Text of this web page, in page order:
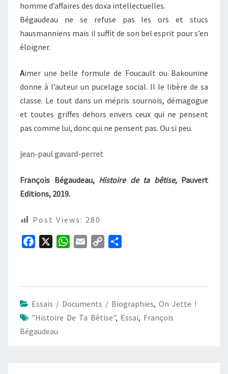
homme d’affaires des doxa intellectuelles.
Bégaudeau ne se refuse pas les ors et stucs
hausmanniens mais il suffit de son bel esprit pour s’en
éloigner.
Aimer une belle formule de Foucault ou Bakounine
donne à l’auteur un pucelage social. Il le libère de sa
classe. Le tout dans un mépris sournois, démagogue
et toutes griffes dehors envers ceux qui ne pensent
pas comme lui, donc qui ne pensent pas. Ou si peu.
jean-paul gavard-perret
François Bégaudeau, Histoire de ta bêtise, Pauvert
Editions, 2019.
Post Views: 280
o
o
k
W
A
p
i
n
g
e
Essais / Documents / Biographies, On Jette !
"Histoire De Ta Bêtise", Essai, François
Bégaudeau